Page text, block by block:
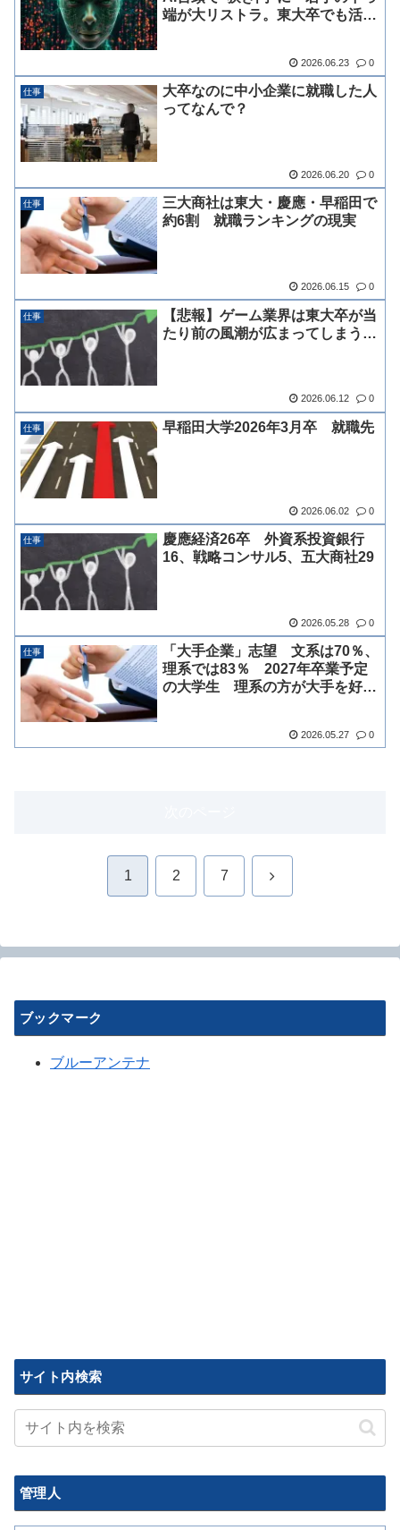
端が大リストラ。東大卒でも活躍
2026.06.23 0
仕事
大卒なのに中小企業に就職した人
ってなんで？
2026.06.20 0
仕事
三大商社は東大・慶應・早稲田で
約6割 就職ランキングの現実
2026.06.15 0
仕事
【悲報】ゲーム業界は東大卒が当
たり前の風潮が広まってしまう…
2026.06.12 0
仕事 早稲田大学2026年3月卒 就職先
2026.06.02 0
仕事
慶應経済26卒 外資系投資銀行
16、戦略コンサル5、五大商社29
2026.05.28 0
仕事
「大手企業」志望 文系は70％、
理系では83％ 2027年卒業予定
の大学生 理系の方が大手を好む
2026.05.27 0
1 2 7 次
ブックマーク
ブルーアンテナ
サイト内検索
管理人